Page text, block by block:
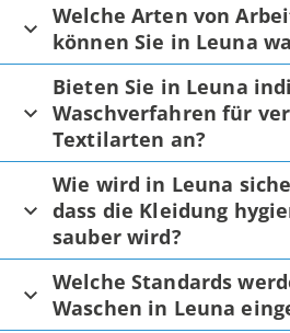
Welche Arten von
können Sie in Leuna
Bieten Sie in Leuna
Waschverfahren für
Textilarten an?
Wie wird in Leuna
dass die Kleidung
sauber wird?
Welche Standards
Waschen in Leuna